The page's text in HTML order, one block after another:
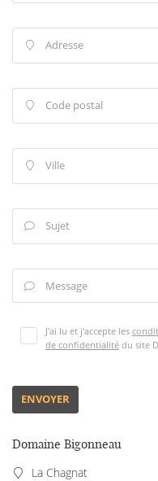
domaine
Nos vins
contacter
 Adresse
 Code postal
 Ville
 Sujet
 Message
J'ai lu et j'accepte les
de confidentialité du site
ENVOYER
Domaine Bigonneau
La Chagnat